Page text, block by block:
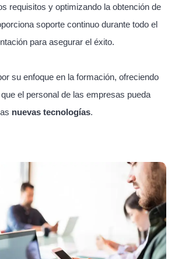
requisitos y optimizando la obtención de
soporte continuo durante todo el
para asegurar el éxito.
su enfoque en la formación, ofreciendo
el personal de las empresas pueda
nuevas tecnologías.